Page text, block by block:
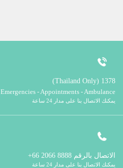
1378 (Thailand Only)
Emergencies - Appointments - Ambulance
يمكنك الاتصال بنا على مدار 24 ساعة
الاتصال بالرقم
يمكنك الاتصال بنا على مدار 24 ساعة